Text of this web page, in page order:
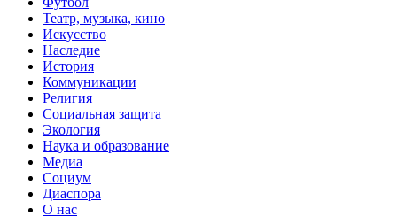
Театр, музыка, кино
Искусство
Наследие
История
Коммуникации
Религия
Социальная защита
Экология
Наука и образование
Медиа
Социум
Диаспора
О нас